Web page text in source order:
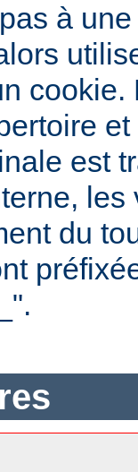
à
est
les
du